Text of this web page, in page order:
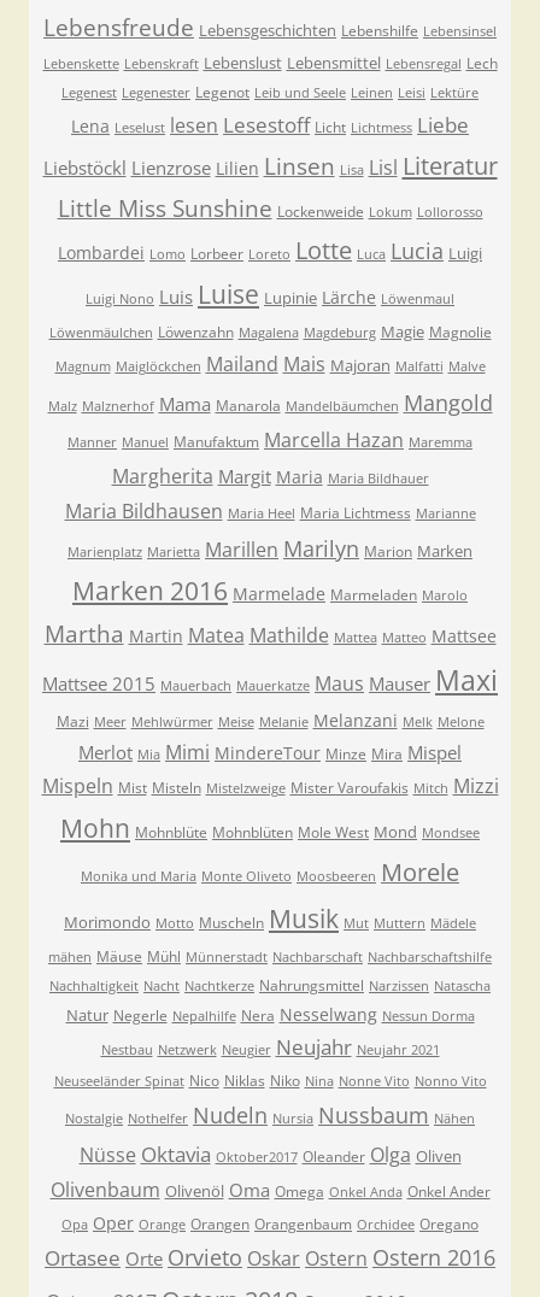
Lebensfreude Lebensgeschichten Lebenshilfe Lebensinsel
Lebenskette Lebenskraft Lebenslust Lebensmittel Lebensregal Lech
Legenest Legenester Legenot Leib und Seele Leinen Leisi Lektüre
Lena Leselust lesen Lesestoff Licht Lichtmess Liebe
Liebstöckl Lienzrose Lilien Linsen Lisa Lisl Literatur
Little Miss Sunshine Lockenweide Lokum Lollorosso
Lombardei Lomo Lorbeer Loreto Lotte Luca Lucia Luigi
Luigi Nono Luis Luise Lupinie Lärche Löwenmaul
Löwenmäulchen Löwenzahn Magalena Magdeburg Magie Magnolie
Magnum Maiglöckchen Mailand Mais Majoran Malfatti Malve
Malz Malznerhof Mama Manarola Mandelbäumchen Mangold
Manner Manuel Manufaktum Marcella Hazan Maremma
Margherita Margit Maria Maria Bildhauer
Maria Bildhausen Maria Heel Maria Lichtmess Marianne
Marienplatz Marietta Marillen Marilyn Marion Marken
Marken 2016 Marmelade Marmeladen Marolo
Martha Martin Matea Mathilde Mattea Matteo Mattsee
Mattsee 2015 Mauerbach Mauerkatze Maus Mauser Maxi
Mazi Meer Mehlwürmer Meise Melanie Melanzani Melk Melone
Merlot Mia Mimi MindereTour Minze Mira Mispel
Mispeln Mist Misteln Mistelzweige Mister Varoufakis Mitch Mizzi
Mohn Mohnblüte Mohnblüten Mole West Mond Mondsee
Monika und Maria Monte Oliveto Moosbeeren Morele
Morimondo Motto Muscheln Musik Mut Muttern Mädele
mähen Mäuse Mühl Münnerstadt Nachbarschaft Nachbarschaftshilfe
Nachhaltigkeit Nacht Nachtkerze Nahrungsmittel Narzissen Natascha
Natur Negerle Nepalhilfe Nera Nesselwang Nessun Dorma
Nestbau Netzwerk Neugier Neujahr Neujahr 2021
Neuseeländer Spinat Nico Niklas Niko Nina Nonne Vito Nonno Vito
Nostalgie Nothelfer Nudeln Nursia Nussbaum Nähen
Nüsse Oktavia Oktober2017 Oleander Olga Oliven
Olivenbaum Olivenöl Oma Omega Onkel Anda Onkel Ander
Opa Oper Orange Orangen Orangenbaum Orchidee Oregano
Ortasee Orte Orvieto Oskar Ostern Ostern 2016